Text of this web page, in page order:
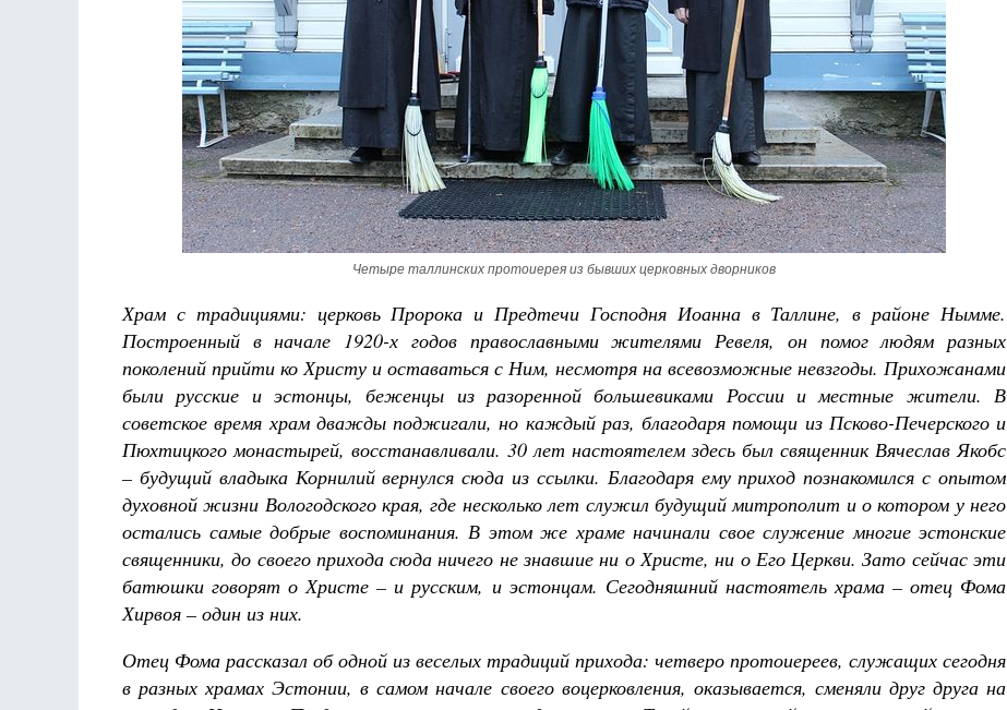
Четыре таллинских протоиерея из бывших церковных дворников
Храм с традициями: церковь Пророка и Предтечи Господня Иоанна в Таллине, в районе Нымме.
Построенный в начале 1920-х годов православными жителями Ревеля, он помог людям разных
поколений прийти ко Христу и оставаться с Ним, несмотря на всевозможные невзгоды. Прихожанами
были русские и эстонцы, беженцы из разоренной большевиками России и местные жители. В
советское время храм дважды поджигали, но каждый раз, благодаря помощи из Псково-Печерского и
Пюхтицкого монастырей, восстанавливали. 30 лет настоятелем здесь был священник Вячеслав Якобс
– будущий владыка Корнилий вернулся сюда из ссылки. Благодаря ему приход познакомился с опытом
духовной жизни Вологодского края, где несколько лет служил будущий митрополит и о котором у него
остались самые добрые воспоминания. В этом же храме начинали свое служение многие эстонские
священники, до своего прихода сюда ничего не знавшие ни о Христе, ни о Его Церкви. Зато сейчас эти
батюшки говорят о Христе – и русским, и эстонцам. Сегодняшний настоятель храма – отец Фома
Хирвоя – один из них.
Отец Фома рассказал об одной из веселых традиций прихода: четверо протоиереев, служащих сегодня
в разных храмах Эстонии, в самом начале своего воцерковления, оказывается, сменяли друг друга на